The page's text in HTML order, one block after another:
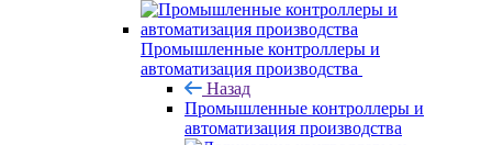
Промышленные контроллеры и
автоматизация производства
Назад
Промышленные контроллеры и
автоматизация производства